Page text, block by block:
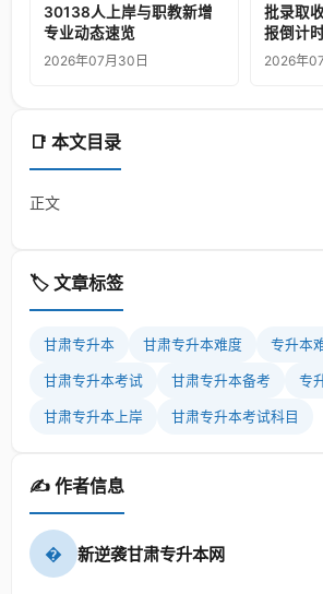
📑 本文目录
正文
🏷️ 文章标签
甘肃专升本 甘肃专升本难度 专升本
甘肃专升本考试 甘肃专升本备考 专
甘肃专升本上岸 甘肃专升本考试科目
✍️ 作者信息
� 新逆袭甘肃专升本网
30138人上岸与职教新增
专业动态速览
2026年07月30日
批录取
报倒计
2026年